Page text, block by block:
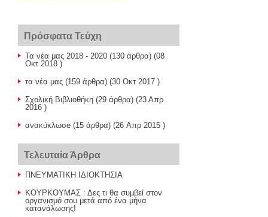
Πρόσφατα Τεύχη
Τα νέα μας 2018 - 2020 (130 άρθρα) (08
Οκτ 2018 )
τα νέα μας (159 άρθρα) (30 Οκτ 2017 )
Σχολική Βιβλιοθήκη (29 άρθρα) (23 Απρ
2016 )
ανακύκλωσe (15 άρθρα) (26 Απρ 2015 )
Τελευταία Άρθρα
ΠΝΕΥΜΑΤΙΚΗ ΙΔΙΟΚΤΗΣΙΑ
ΚΟΥΡΚΟΥΜΑΣ : Δες τι θα συμβεί στον
οργανισμό σου μετά από ένα μήνα
κατανάλωσης!